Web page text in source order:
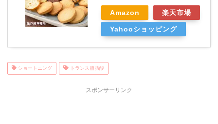
Amazon 楽天市場
Yahooショッピング
ショートニング トランス脂肪酸
スポンサーリンク